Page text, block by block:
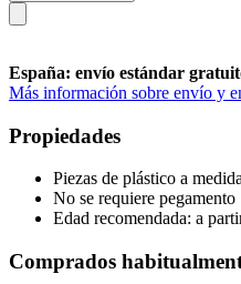
España: envío estándar
Más información sobre envío y
Propiedades
Piezas de plástico a medida
No se requiere pegamento
Edad recomendada: a
Comprados